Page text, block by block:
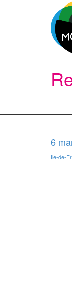
6
Ile-de-